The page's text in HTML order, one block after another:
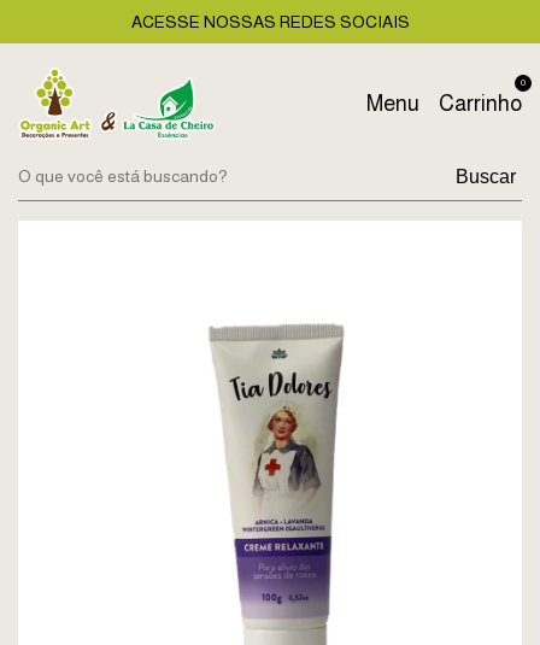
ACESSE NOSSAS REDES SOCIAIS
Menu Carrinho
0
Buscar